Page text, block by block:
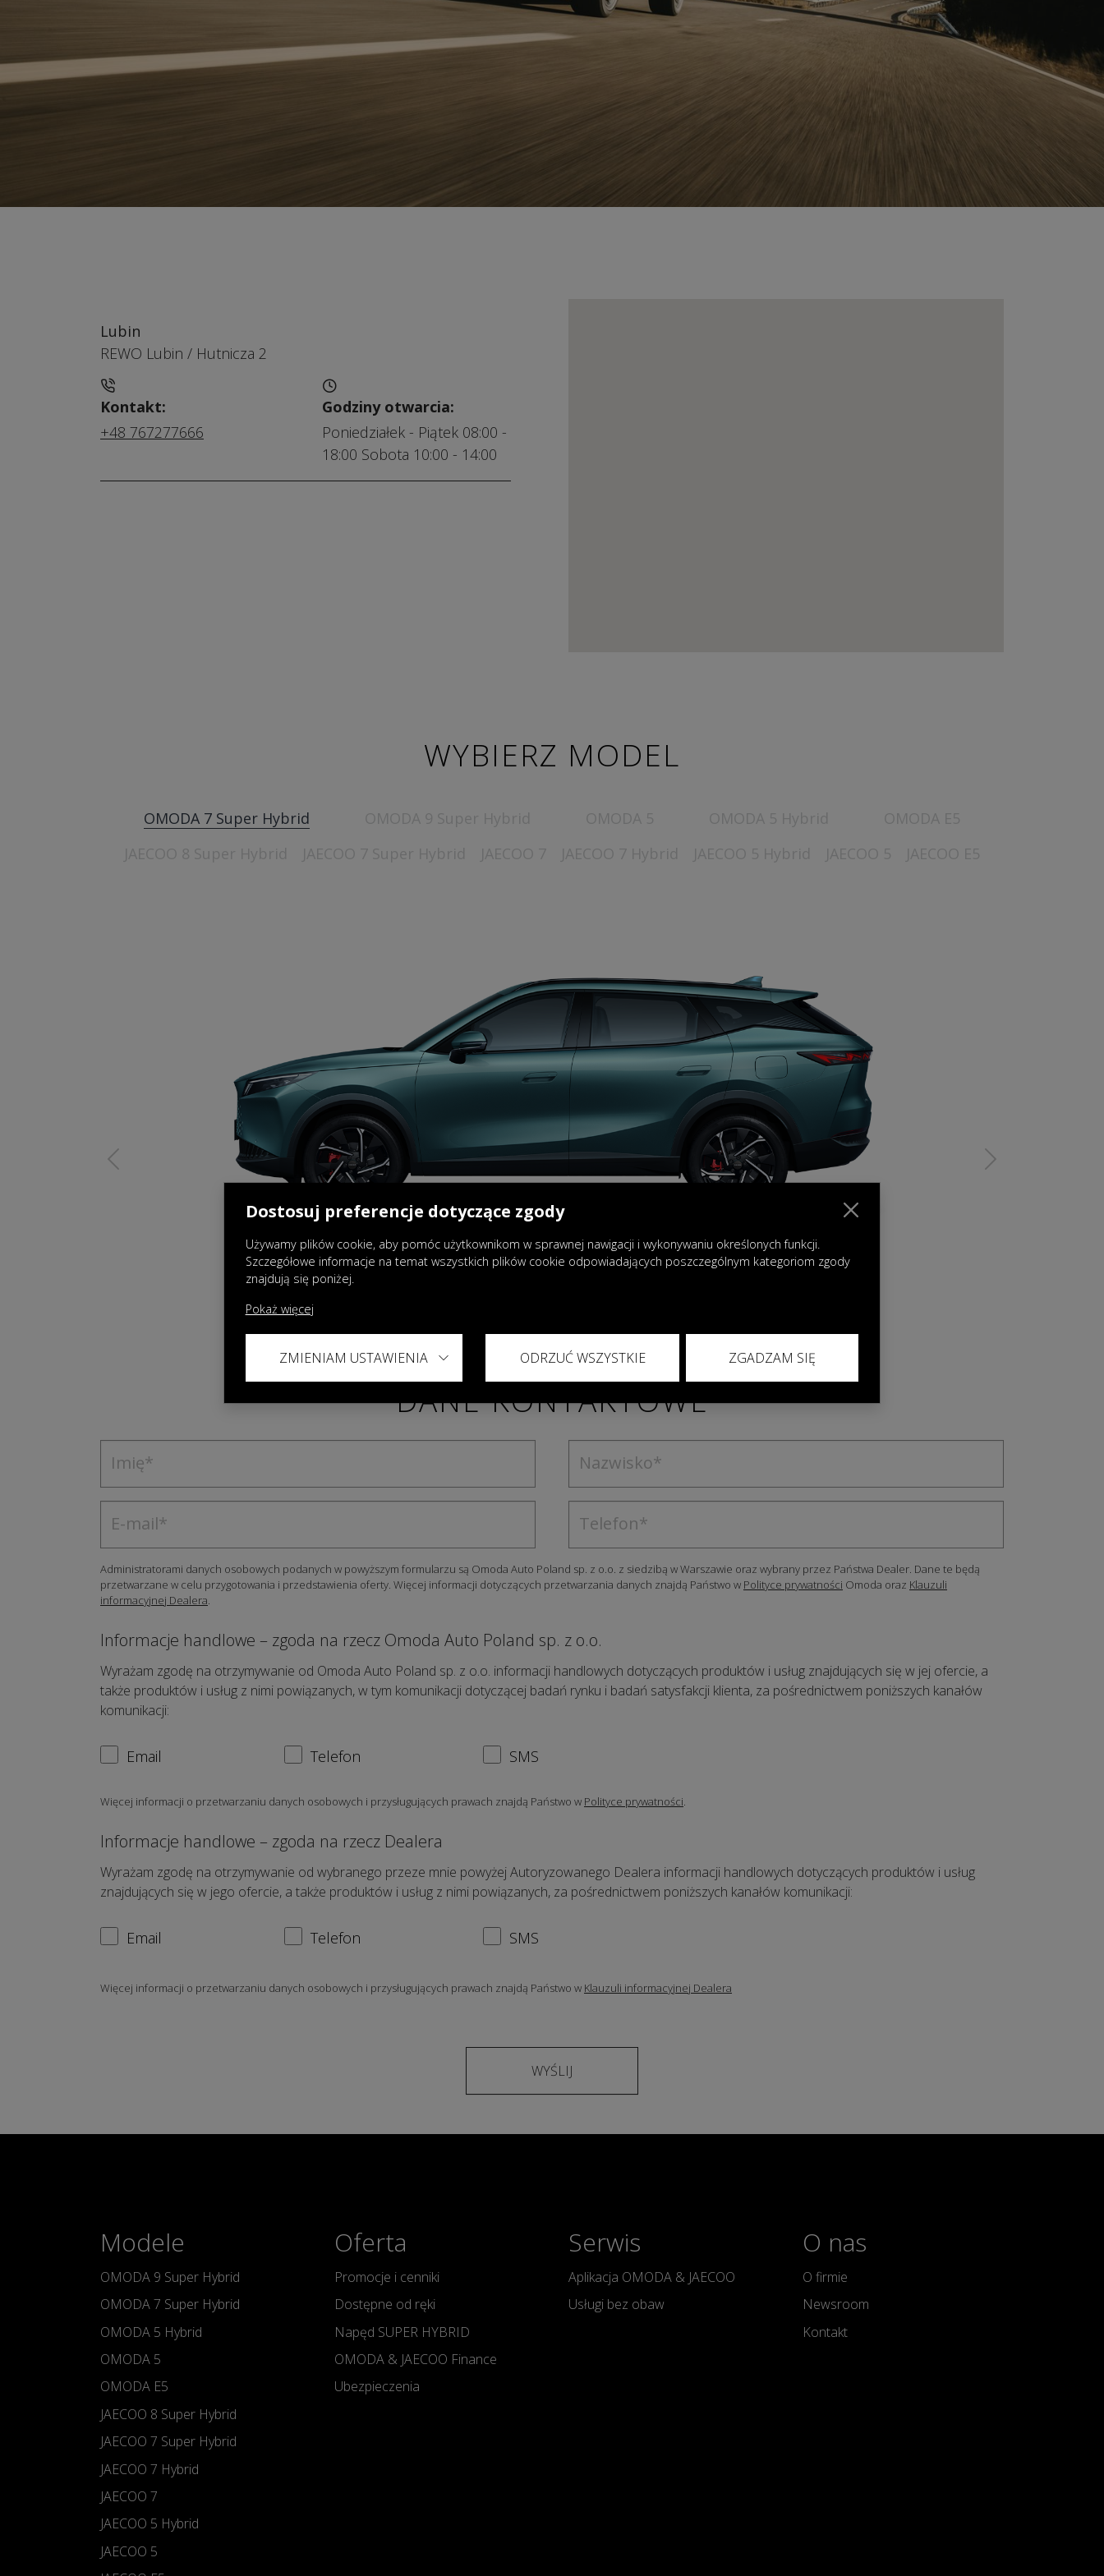
Lubin
REWO Lubin / Hutnicza 2
Kontakt:
+48 767277666
Godziny otwarcia:
Poniedziałek - Piątek 08:00 -
18:00 Sobota 10:00 - 14:00
WYBIERZ MODEL
OMODA 7 Super Hybrid OMODA 9 Super Hybrid OMODA 5 OMODA 5 Hybrid
OMODA E5
JAECOO 8 Super Hybrid
JAECOO 7 Super Hybrid JAECOO 7 JAECOO 7 Hybrid JAECOO 5 Hybrid JAECOO 5 JAECOO E5
Previous
DANE KONTAKTOWE
Administratorami danych osobowych podanych w powyższym formularzu są Omoda Auto Poland sp. z o.o. z siedzibą w Warszawie oraz wybrany przez Państwa Dealer. Dane te będą
przetwarzane w celu przygotowania i przedstawienia oferty. Więcej informacji dotyczących przetwarzania danych znajdą Państwo w Polityce prywatności Omoda oraz Klauzuli
informacyjnej Dealera.
Informacje handlowe – zgoda na rzecz Omoda Auto Poland sp. z o.o.
Wyrażam zgodę na otrzymywanie od Omoda Auto Poland sp. z o.o. informacji handlowych dotyczących produktów i usług znajdujących się w jej ofercie, a
także produktów i usług z nimi powiązanych, w tym komunikacji dotyczącej badań rynku i badań satysfakcji klienta, za pośrednictwem poniższych kanałów
komunikacji:
Email Telefon SMS
Więcej informacji o przetwarzaniu danych osobowych i przysługujących prawach znajdą Państwo w Polityce prywatności.
Informacje handlowe – zgoda na rzecz Dealera
Wyrażam zgodę na otrzymywanie od wybranego przeze mnie powyżej Autoryzowanego Dealera informacji handlowych dotyczących produktów i usług
znajdujących się w jego ofercie, a także produktów i usług z nimi powiązanych, za pośrednictwem poniższych kanałów komunikacji:
Email Telefon SMS
Więcej informacji o przetwarzaniu danych osobowych i przysługujących prawach znajdą Państwo w Klauzuli informacyjnej Dealera
WYŚLIJ
Modele
OMODA 9 Super Hybrid
OMODA 7 Super Hybrid
OMODA 5 Hybrid
OMODA 5
OMODA E5
JAECOO 8 Super Hybrid
JAECOO 7 Super Hybrid
JAECOO 7 Hybrid
JAECOO 7
JAECOO 5 Hybrid
JAECOO 5
Oferta
Promocje i cenniki
Dostępne od ręki
Napęd SUPER HYBRID
OMODA & JAECOO Finance
Ubezpieczenia
Serwis
Aplikacja OMODA & JAECOO
Usługi bez obaw
O nas
O firmie
Newsroom
Kontakt
Dostosuj preferencje dotyczące zgody
Używamy plików cookie, aby pomóc użytkownikom w sprawnej nawigacji i wykonywaniu określonych funkcji.
Szczegółowe informacje na temat wszystkich plików cookie odpowiadających poszczególnym kategoriom zgody
znajdują się poniżej.
Pokaż więcej
ZMIENIAM USTAWIENIA ODRZUĆ WSZYSTKIE ZGADZAM SIĘ